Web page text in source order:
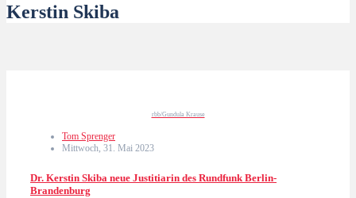
Kerstin Skiba
rbb/Gundula Krause
Tom Sprenger
Mittwoch, 31. Mai 2023
Dr. Kerstin Skiba neue Justitiarin des Rundfunk Berlin-
Brandenburg